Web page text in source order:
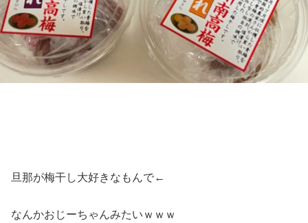
旦那が梅干し大好きなもんで←
なんかおじーちゃんみたいｗｗｗ